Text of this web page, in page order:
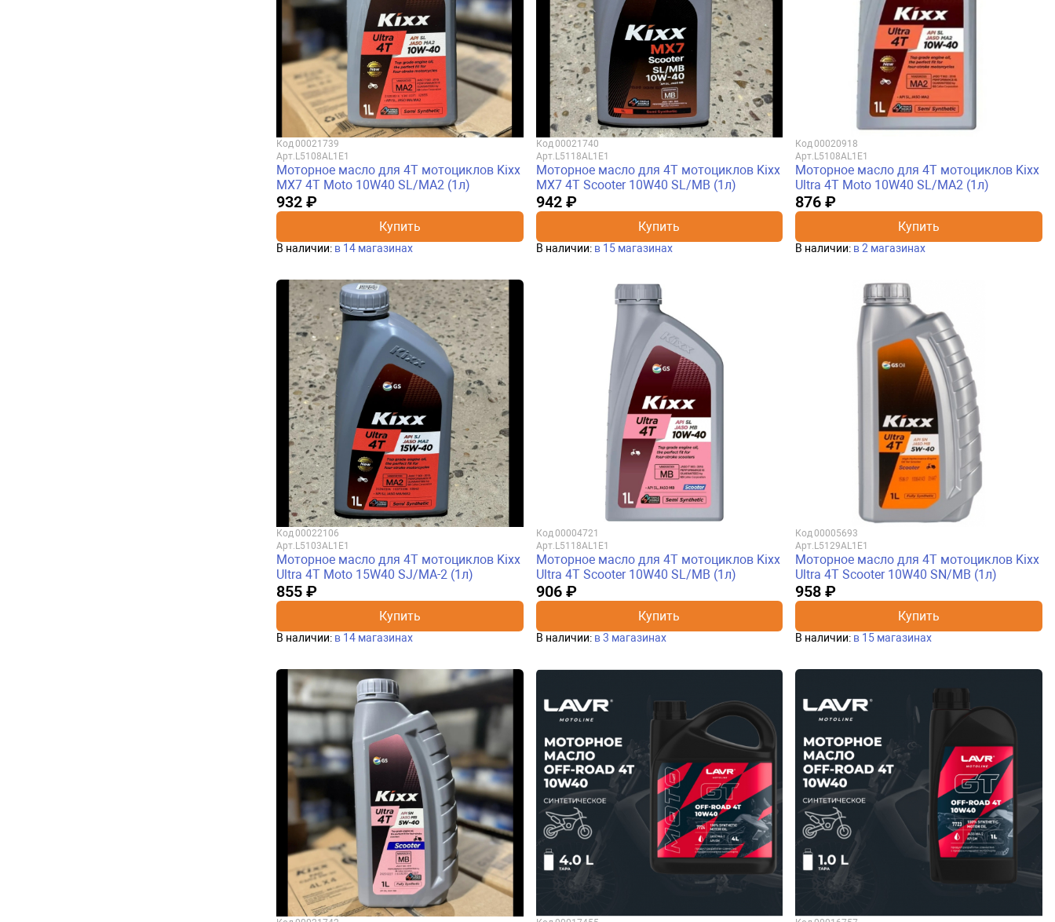
Код00021739
Арт. L5108AL1E1
Моторное масло для 4Т мотоциклов Kixx
MX7 4T Moto 10W40 SL/MA2 (1л)
932 ₽
Купить
В наличии: в 14 магазинах
Код00021740
Арт. L5118AL1E1
Моторное масло для 4Т мотоциклов Kixx
MX7 4T Scooter 10W40 SL/MB (1л)
942 ₽
Купить
В наличии: в 15 магазинах
Код00020918
Арт. L5108AL1E1
Моторное масло для 4Т мотоциклов Kixx
Ultra 4T Moto 10W40 SL/MA2 (1л)
876 ₽
Купить
В наличии: в 2 магазинах
Код00022106
Арт. L5103AL1E1
Моторное масло для 4Т мотоциклов Kixx
Ultra 4T Moto 15W40 SJ/MA-2 (1л)
855 ₽
Купить
В наличии: в 14 магазинах
Код00004721
Арт. L5118AL1E1
Моторное масло для 4Т мотоциклов Kixx
Ultra 4T Scooter 10W40 SL/MB (1л)
906 ₽
Купить
В наличии: в 3 магазинах
Код00005693
Арт. L5129AL1E1
Моторное масло для 4Т мотоциклов Kixx
Ultra 4T Scooter 10W40 SN/MB (1л)
958 ₽
Купить
В наличии: в 15 магазинах